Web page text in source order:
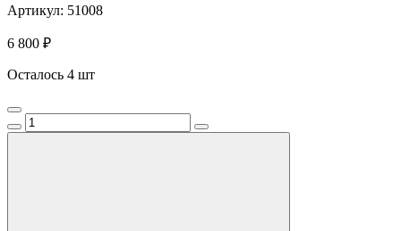
Артикул: 51008
6 800 ₽
Осталось 4 шт